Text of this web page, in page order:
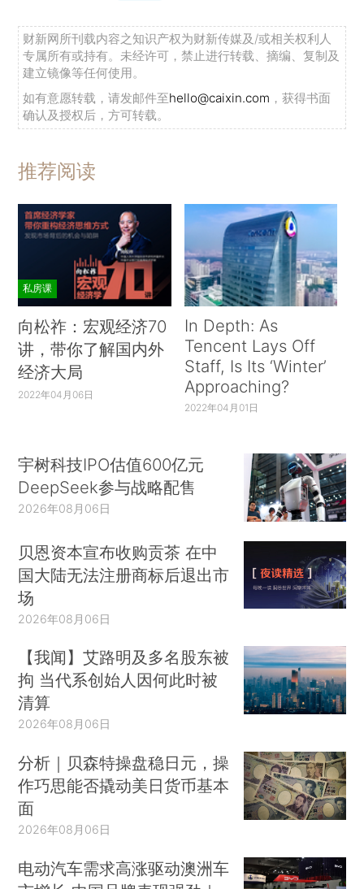
财新网所刊载内容之知识产权为财新传媒及/或相关权利人
专属所有或持有。未经许可，禁止进行转载、摘编、复制及
建立镜像等任何使用。
如有意愿转载，请发邮件至hello@caixin.com ，获得书面
确认及授权后，方可转载。
推荐阅读
私房课
向松祚：宏观经济70
讲，带你了解国内外
经济大局
2022年04月06日
In Depth: As
Tencent Lays Off
Staff, Is Its ‘Winter’
Approaching?
2022年04月01日
宇树科技IPO估值600亿元
DeepSeek参与战略配售
2026年08月06日
贝恩资本宣布收购贡茶 在中
国大陆无法注册商标后退出市
场
2026年08月06日
【我闻】艾路明及多名股东被
拘 当代系创始人因何此时被
清算
2026年08月06日
分析｜贝森特操盘稳日元，操
作巧思能否撬动美日货币基本
面
2026年08月06日
电动汽车需求高涨驱动澳洲车